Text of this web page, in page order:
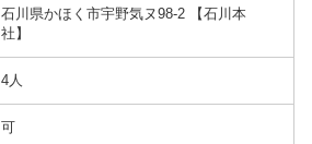
石川県かほく市宇野気ヌ98-2 【石川本
社】
4人
可